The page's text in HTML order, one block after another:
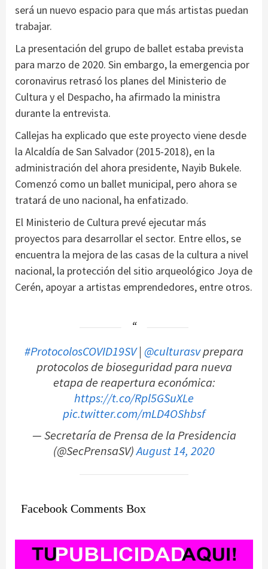
será un nuevo espacio para que más artistas puedan
trabajar.
La presentación del grupo de ballet estaba prevista
para marzo de 2020. Sin embargo, la emergencia por
coronavirus retrasó los planes del Ministerio de
Cultura y el Despacho, ha afirmado la ministra
durante la entrevista.
Callejas ha explicado que este proyecto viene desde
la Alcaldía de San Salvador (2015-2018), en la
administración del ahora presidente, Nayib Bukele.
Comenzó como un ballet municipal, pero ahora se
tratará de uno nacional, ha enfatizado.
El Ministerio de Cultura prevé ejecutar más
proyectos para desarrollar el sector. Entre ellos, se
encuentra la mejora de las casas de la cultura a nivel
nacional, la protección del sitio arqueológico Joya de
Cerén, apoyar a artistas emprendedores, entre otros.
#ProtocolosCOVID19SV| @culturasvprepara
protocolos de bioseguridad para nueva
etapa de reapertura económica:
https://t.co/Rpl5GSuXLe
pic.twitter.com/mLD4OShbsf
— Secretaría de Prensa de la Presidencia
(@SecPrensaSV)August 14, 2020
Facebook Comments Box